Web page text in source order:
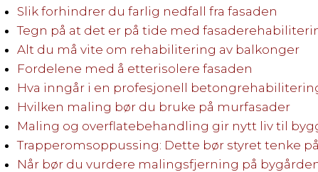
Slik forhindrer du farlig nedfall fra fasaden
Tegn på at det er på tide med
Alt du må vite om rehabilitering av balkonger
Fordelene med å etterisolere fasaden
Hva inngår i en profesjonell
Hvilken maling bør du bruke på murfasader
Maling og overflatebehandling gir nytt liv til
Trapperomsoppussing: Dette bør styret tenke på
Når bør du vurdere malingsfjerning på